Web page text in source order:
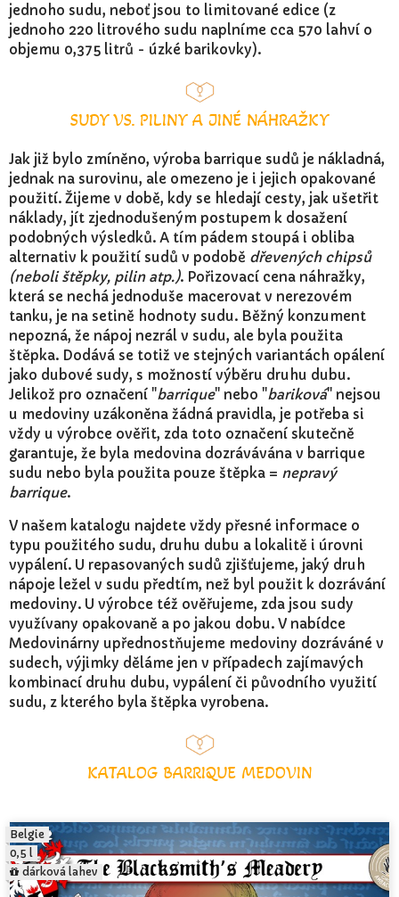
jednoho sudu, neboť jsou to limitované edice (z
jednoho 220 litrového sudu naplníme cca 570 lahví o
objemu 0,375 litrů - úzké barikovky).
SUDY VS. PILINY A JINÉ NÁHRAŽKY
Jak již bylo zmíněno, výroba barrique sudů je nákladná,
jednak na surovinu, ale omezeno je i jejich opakované
použití. Žijeme v době, kdy se hledají cesty, jak ušetřit
náklady, jít zjednodušeným postupem k dosažení
podobných výsledků. A tím pádem stoupá i obliba
alternativ k použití sudů v podobě dřevených chipsů
(neboli štěpky, pilin atp.). Pořizovací cena náhražky,
která se nechá jednoduše macerovat v nerezovém
tanku, je na setině hodnoty sudu. Běžný konzument
nepozná, že nápoj nezrál v sudu, ale byla použita
štěpka. Dodává se totiž ve stejných variantách opálení
jako dubové sudy, s možností výběru druhu dubu.
Jelikož pro označení "barrique" nebo "bariková" nejsou
u medoviny uzákoněna žádná pravidla, je potřeba si
vždy u výrobce ověřit, zda toto označení skutečně
garantuje, že byla medovina dozrávávána v barrique
sudu nebo byla použita pouze štěpka = nepravý
barrique.
V našem katalogu najdete vždy přesné informace o
typu použitého sudu, druhu dubu a lokalitě i úrovni
vypálení. U repasovaných sudů zjišťujeme, jaký druh
nápoje ležel v sudu předtím, než byl použit k dozrávání
medoviny. U výrobce též ověřujeme, zda jsou sudy
využívany opakovaně a po jakou dobu. V nabídce
Medovinárny upřednostňujeme medoviny dozráváné v
sudech, výjimky děláme jen v případech zajímavých
kombinací druhu dubu, vypálení či původního využití
sudu, z kterého byla štěpka vyrobena.
KATALOG BARRIQUE MEDOVIN
Belgie
0,5 l
dárková lahev